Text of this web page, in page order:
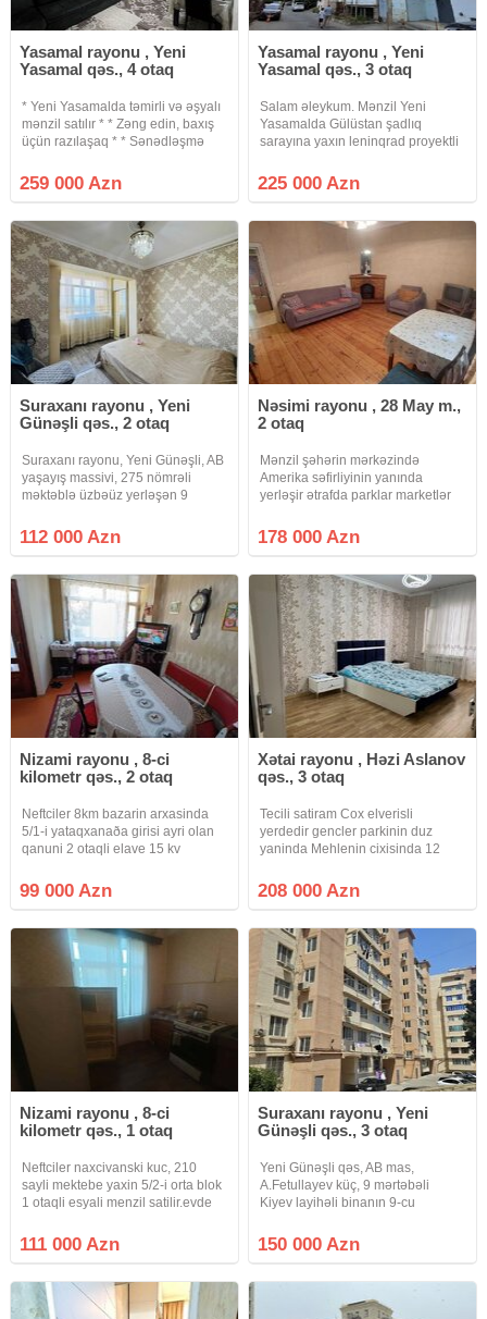
Yasamal rayonu , Yeni
Yasamal qəs., 4 otaq
* Yeni Yasamalda təmirli və əşyalı
mənzil satılır * * Zəng edin, baxış
üçün razılaşaq * * Sənədləşmə
şəkildə aparılır * * Binanın tipi :
köhnə tikili * Otaq Sayı : 4 otaqlı *
259 000 Azn
Yasamal rayonu , Yeni
Yasamal qəs., 3 otaq
Salam əleykum. Mənzil Yeni
Yasamalda Gülüstan şadlıq
sarayına yaxın leninqrad proyektli
yerləşir. Qanuni 3 otaq 80kv.m,
super təmirlidir. Sənədlər tam
225 000 Azn
Suraxanı rayonu , Yeni
Günəşli qəs., 2 otaq
Suraxanı rayonu, Yeni Günəşli, AB
yaşayış massivi, 275 nömrəli
məktəblə üzbəüz yerləşən 9
binanın 9-cu mərtəbəsində sahəsi
45 kv.m. olan 1 otaqdan 2 otağa
112 000 Azn
Nəsimi rayonu , 28 May m.,
2 otaq
Mənzil şəhərin mərkəzində
Amerika səfirliyinin yanında
yerləşir ətrafda parklar marketlər
obyektləri mövcuddur 28 may
metrosunun 2 ci çıxışına 6 . 7
yerləşir 4
178 000 Azn
Nizami rayonu , 8-ci
kilometr qəs., 2 otaq
Neftciler 8km bazarin arxasinda
5/1-i yataqxanaða girisi ayri olan
qanuni 2 otaqli elave 15 kv
satilir.masin saxlamaga heyetide
var.menzilin her serati var.
99 000 Azn
Xətai rayonu , Həzi Aslanov
qəs., 3 otaq
Tecili satiram Cox elverisli
yerdedir gencler parkinin duz
yaninda Mehlenin cixisinda 12
aslanov metrosuna ayaqnan 7 8
deyqe Raboci prospekte 3 4
asagi
208 000 Azn
Nizami rayonu , 8-ci
kilometr qəs., 1 otaq
Neftciler naxcivanski kuc, 210
sayli mektebe yaxin 5/2-i orta blok
1 otaqli esyali menzil satilir.evde
isiq daimidir.istilik sistemi
merkezidir.qeydiyyatda hec kes
111 000 Azn
Suraxanı rayonu , Yeni
Günəşli qəs., 3 otaq
Yeni Günəşli qəs, AB mas,
A.Fetullayev küç, 9 mərtəbəli
Kiyev layihəli binanın 9-cu
otaqlı, 85 kv, orta temirli menzil
satışdadır. Menzilin üstünlükleri-
150 000 Azn